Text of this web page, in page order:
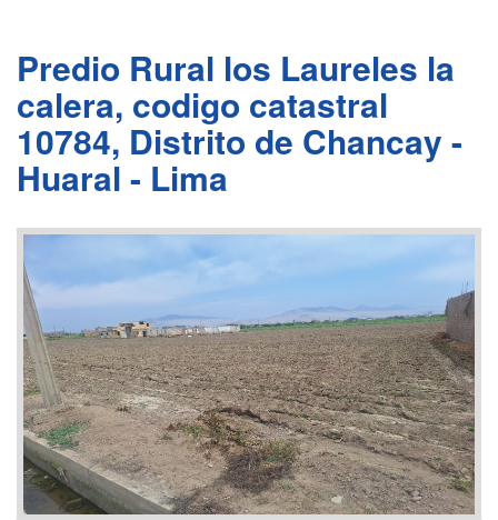
Predio Rural los Laureles la
calera, codigo catastral
10784, Distrito de Chancay -
Huaral - Lima